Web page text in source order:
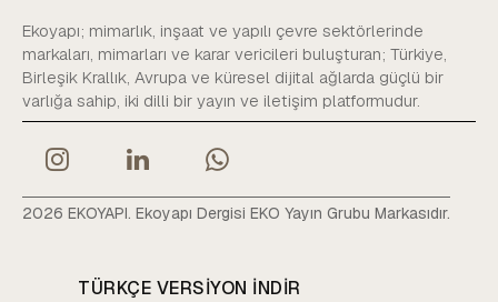
Ekoyapı; mimarlık, inşaat ve yapılı çevre sektörlerinde
markaları, mimarları ve karar vericileri buluşturan; Türkiye,
Birleşik Krallık, Avrupa ve küresel dijital ağlarda güçlü bir
varlığa sahip, iki dilli bir yayın ve iletişim platformudur.
2026 EKOYAPI. Ekoyapı Dergisi EKO Yayın Grubu Markasıdır.
TÜRKÇE VERSIYON INDIR